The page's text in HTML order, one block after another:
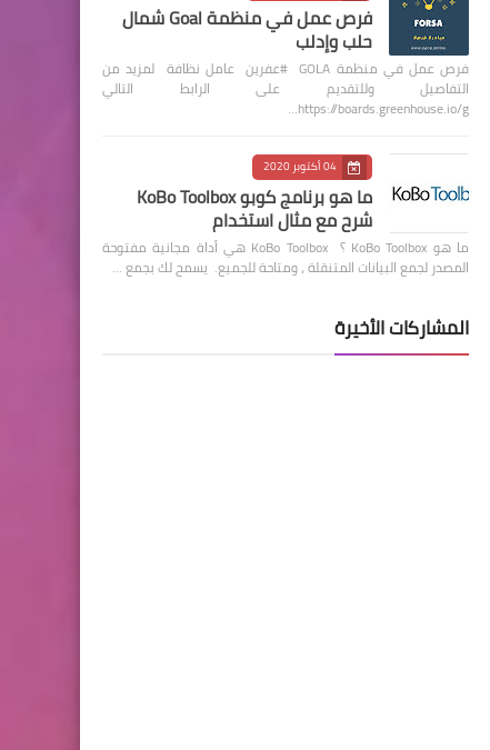
فرص عمل في منظمة Goal شمال
حلب وإدلب
فرص عمل في منظمة GOLA #عفرين عامل نظافة لمزيد من
التفاصيل وللتقديم على الرابط التالي
https://boards.greenhouse.io/g…
04 أكتوبر 2020
ما هو برنامج كوبو KoBo Toolbox
شرح مع مثال استخدام
ما هو KoBo Toolbox ؟ KoBo Toolbox هي أداة مجانية مفتوحة
المصدر لجمع البيانات المتنقلة ، ومتاحة للجميع. يسمح لك بجمع …
المشاركات الأخيرة